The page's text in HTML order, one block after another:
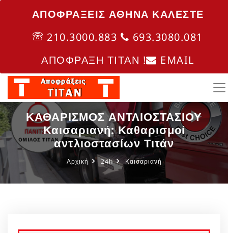
ΑΠΟΦΡΑΞΕΙΣ ΑΘΗΝΑ ΚΑΛΈΣΤΕ
210.3000.883
693.3080.081
ΑΠΟΦΡΑΞΗ ΤΙΤΑΝ !
EMAIL
ΚΑΘΑΡΙΣΜΟΣ ΑΝΤΛΙΟΣΤΑΣΙΟΥ
Καισαριανή: Καθαρισμοί
αντλιοστασίων Τιτάν
Αρχική 24h Καισαριανή